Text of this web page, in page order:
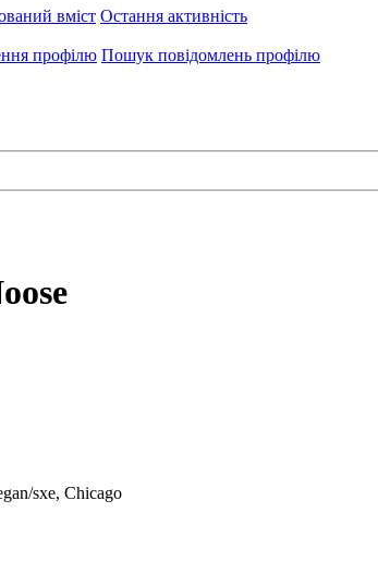
вміст Остання активність
профілю Пошук повідомлень профілю
sxe, Chicago